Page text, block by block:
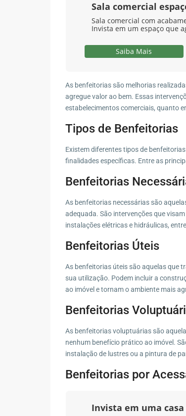
Sala comercial
Sala comercial com
Invista em um espaço que
Saiba Mais
As benfeitorias são melhorias
agregue valor ao bem. Essas
estabelecimentos comerciais, quanto
Tipos de Benfeitorias
Existem diferentes tipos de
finalidades específicas. Entre as
Benfeitorias
As benfeitorias necessárias são
adequada. São intervenções que
instalações elétricas e hidráulicas,
Benfeitorias Úteis
As benfeitorias úteis são aquelas que
sua utilização. Podem incluir a
ao imóvel e tornam o ambiente mais
Benfeitorias
As benfeitorias voluptuárias são
nenhum benefício prático ao imóvel.
instalação de lustres ou a pintura de
Benfeitorias por
Invista em uma